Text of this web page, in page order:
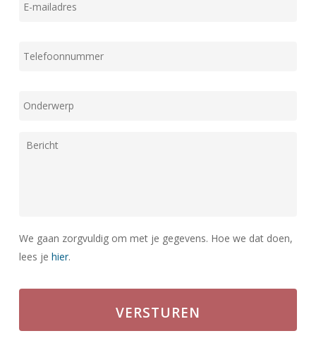
E-
Telefoon
Onderwerp
Bericht
We gaan zorgvuldig om met je gegevens. Hoe we dat doen,
lees jehier.